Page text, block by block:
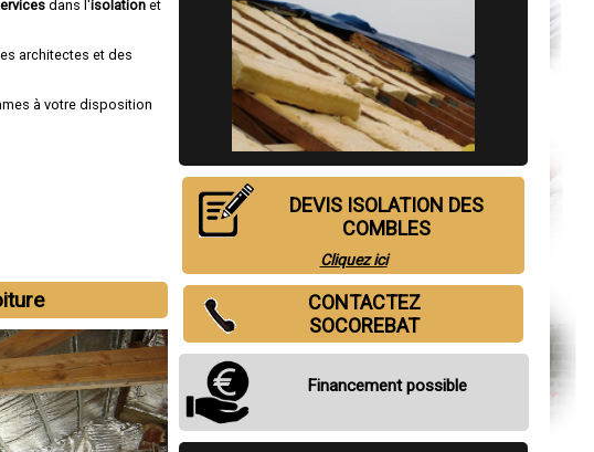
dans l'isolation et
architectes et des
à votre disposition
DEVIS ISOLATION DES
COMBLES
Cliquez ici
CONTACTEZ
SOCOREBAT
Financement possible